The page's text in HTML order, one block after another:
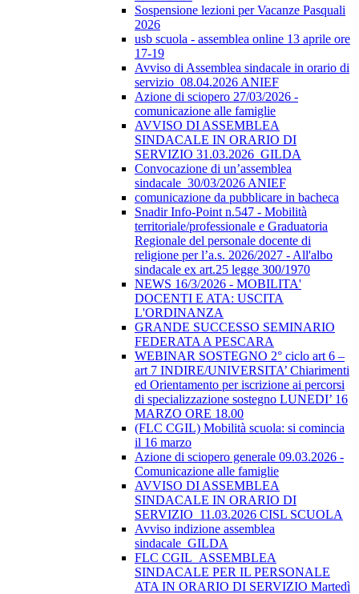
Sospensione lezioni per Vacanze Pasquali
2026
usb scuola - assemblea online 13 aprile ore
17-19
Avviso di Assemblea sindacale in orario di
servizio_08.04.2026 ANIEF
Azione di sciopero 27/03/2026 -
comunicazione alle famiglie
AVVISO DI ASSEMBLEA
SINDACALE IN ORARIO DI
SERVIZIO 31.03.2026_GILDA
Convocazione di un’assemblea
sindacale_30/03/2026 ANIEF
comunicazione da pubblicare in bacheca
Snadir Info-Point n.547 - Mobilità
territoriale/professionale e Graduatoria
Regionale del personale docente di
religione per l’a.s. 2026/2027 - All'albo
sindacale ex art.25 legge 300/1970
NEWS 16/3/2026 - MOBILITA'
DOCENTI E ATA: USCITA
L'ORDINANZA
GRANDE SUCCESSO SEMINARIO
FEDERATA A PESCARA
WEBINAR SOSTEGNO 2° ciclo art 6 –
art 7 INDIRE/UNIVERSITA’ Chiarimenti
ed Orientamento per iscrizione ai percorsi
di specializzazione sostegno LUNEDI’ 16
MARZO ORE 18.00
(FLC CGIL) Mobilità scuola: si comincia
il 16 marzo
Azione di sciopero generale 09.03.2026 -
Comunicazione alle famiglie
AVVISO DI ASSEMBLEA
SINDACALE IN ORARIO DI
SERVIZIO_11.03.2026 CISL SCUOLA
Avviso indizione assemblea
sindacale_GILDA
FLC CGIL_ASSEMBLEA
SINDACALE PER IL PERSONALE
ATA IN ORARIO DI SERVIZIO Martedì